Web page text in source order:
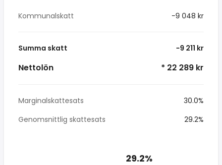
Kommunalskatt
-9 048 kr
Summa skatt -9 211 kr
Nettolön * 22 289 kr
Marginalskattesats
30.0%
Genomsnittlig skattesats
29.2%
29.2%